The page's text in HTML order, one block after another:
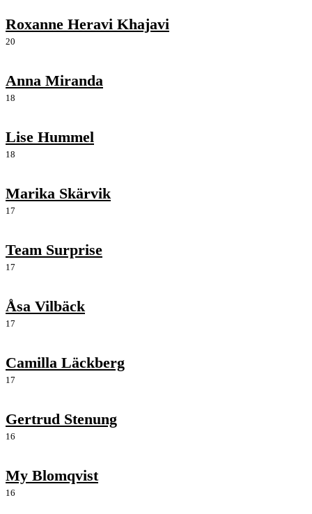
Roxanne Heravi Khajavi
20
Anna Miranda
18
Lise Hummel
18
Marika Skärvik
17
Team Surprise
17
Åsa Vilbäck
17
Camilla Läckberg
17
Gertrud Stenung
16
My Blomqvist
16